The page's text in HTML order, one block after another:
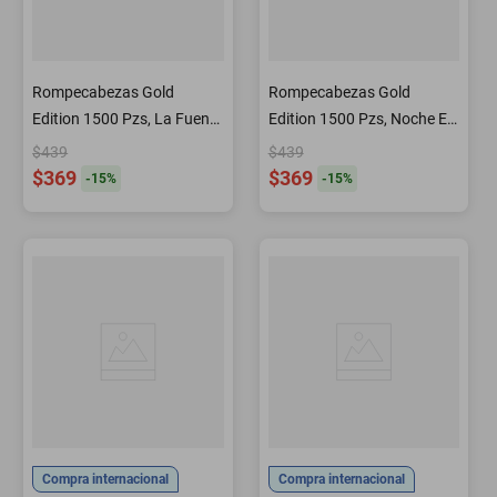
Rompecabezas Gold
Edition 1500 Pzs, La Fuente
De Trevi, Roma
$439
$369 -15%
Rompecabezas Gold
Edition 1500 Pzs, Noche En
El Time Square De Nueva
York
$439
$369 -15%
Compra internacional Compra internacional